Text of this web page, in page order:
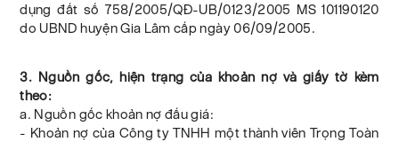
dụng đất số 758/2005/QĐ-UB/0123/2005 MS 101190120
do UBND huyện Gia Lâm cấp ngày 06/09/2005.
3. Nguồn gốc, hiện trạng của khoản nợ và giấy tờ kèm
theo:
a. Nguồn gốc khoản nợ đấu giá:
- Khoản nợ của Công ty TNHH một thành viên Trọng Toàn